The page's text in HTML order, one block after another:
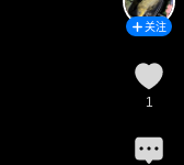
关注
1